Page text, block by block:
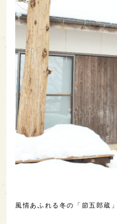
風情あふれる冬の「節五郎蔵